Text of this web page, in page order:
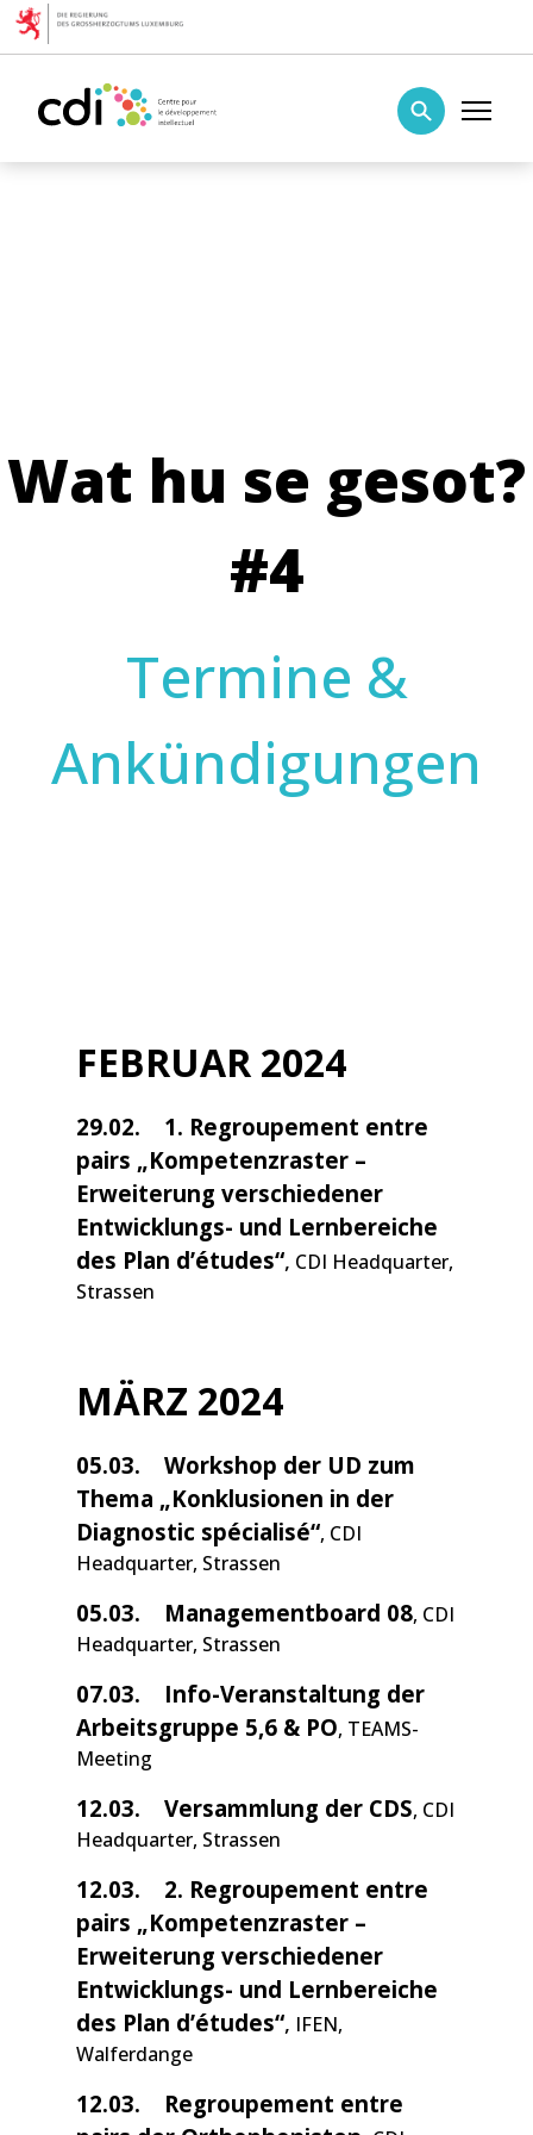
Skip to content
Wat hu se gesot?
#4
Termine &
Ankündigungen
FEBRUAR 2024
29.02.
1. Regroupement entre
pairs „Kompetenzraster –
Erweiterung verschiedener
Entwicklungs- und Lernbereiche
des Plan d’études“, CDI Headquarter,
Strassen
MÄRZ 2024
05.03.
Workshop der UD zum
Thema „Konklusionen in der
Diagnostic spécialisé“, CDI
Headquarter, Strassen
05.03. Managementboard 08, CDI
Headquarter, Strassen
07.03. Info-Veranstaltung der
Arbeitsgruppe 5,6 & PO, TEAMS-
Meeting
12.03. Versammlung der CDS, CDI
Headquarter, Strassen
12.03. 2. Regroupement entre
pairs „Kompetenzraster –
Erweiterung verschiedener
Entwicklungs- und Lernbereiche
des Plan d’études“, IFEN,
Walferdange
12.03.
Regroupement entre